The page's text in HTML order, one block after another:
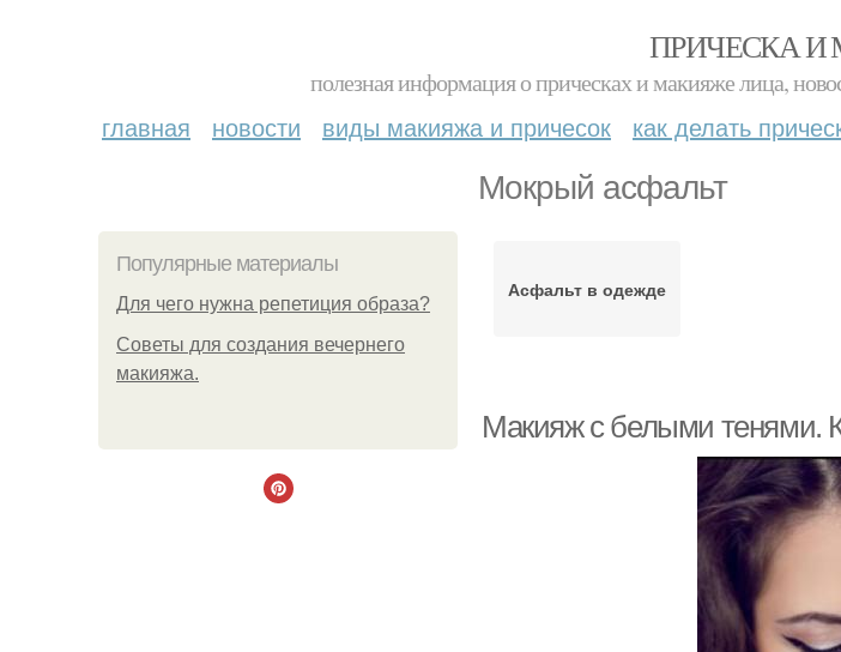
ПРИЧЕСКА
полезная информация о прическах и макияже лица,
главная новости виды макияжа и причесок как делать
Мокрый асфальт
Популярные материалы
Для чего нужна репетиция образа?
Советы для создания вечернего
макияжа.
Асфальт в одежде
Макияж с белыми тенями.